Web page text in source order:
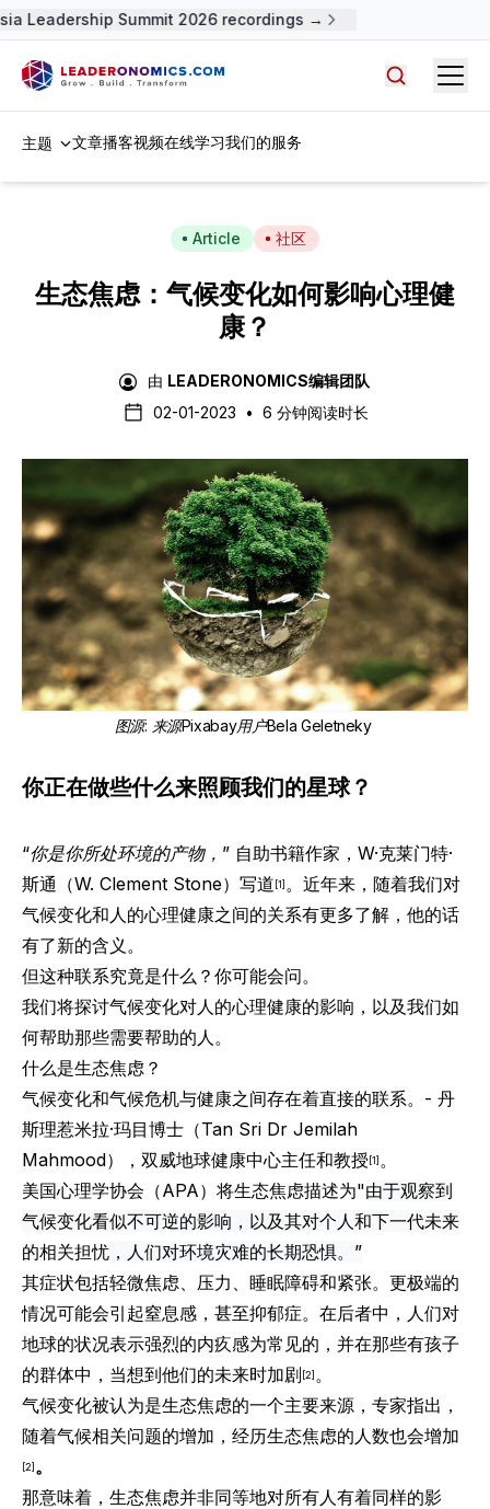
Leadership Summit 2026 recordings →
主题 文章播客视频在线学习我们的服务
Article 社区
生态焦虑：气候变化如何影响心理健
康？
由 LEADERONOMICS编辑团队
02-01-2023
• 6 分钟阅读时长
图源: 来源Pixabay用户Bela Geletneky
你正在做些什么来照顾我们的星球？
“你是你所处环境的产物，” 自助书籍作家， W·克莱门特·
斯通（W. Clement Stone）写道 [1] 。近年来，随着我们对
气候变化和人的心理健康之间的关系有更多了解，他的话
有了新的含义。
但这种联系究竟是什么？你可能会问。
我们将探讨气候变化对人的心理健康的影响，以及我们如
何帮助那些需要帮助的人。
什么是生态焦虑？
气候变化和气候危机与健康之间存在着直接的联系。- 丹
斯理惹米拉·玛目博士（Tan Sri Dr Jemilah
Mahmood），双威地球健康中心主任和教授 [1] 。
美国心理学协会（APA）将生态焦虑描述为"由于观察到
气候变化看似不可逆的影响，以及其对个人和下一代未来
的相关担忧 ，人们对环境灾难的长期恐惧。”
其症状包括轻微焦虑、压力、睡眠障碍和紧张。更极端的
情况可能会引起窒息感，甚至抑郁症。在后者中，人们对
地球的状况表示强烈的内疚感为常见的，并在那些有孩子
的群体中，当想到他们的未来时加剧 [2] 。
气候变化被认为是生态焦虑的一个主要来源，专家指出，
随着气候相关问题的增加，经历生态焦虑的人数也会增加
[2] 。
那意味着，生态焦虑并非同等地对所有人有着同样的影